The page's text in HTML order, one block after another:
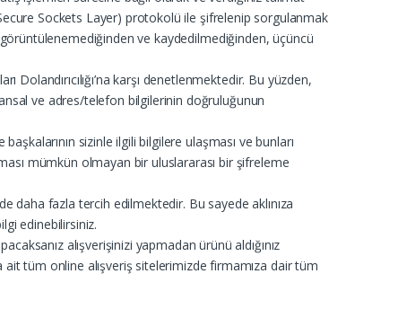
Sockets Layer) protokolü ile şifrelenip sorgulanmak
görüntülenemediğinden ve kaydedilmediğinden, üçüncü
karşı denetlenmektedir. Bu yüzden,
ve adres/telefon bilgilerinin doğruluğunun
sizinle ilgili bilgilere ulaşması ve bunları
mümkün olmayan bir uluslararası bir şifreleme
daha fazla tercih edilmektedir. Bu sayede aklınıza
edinebilirsiniz.
alışverişinizi yapmadan ürünü aldığınız
tüm online alışveriş sitelerimizde firmamıza dair tüm